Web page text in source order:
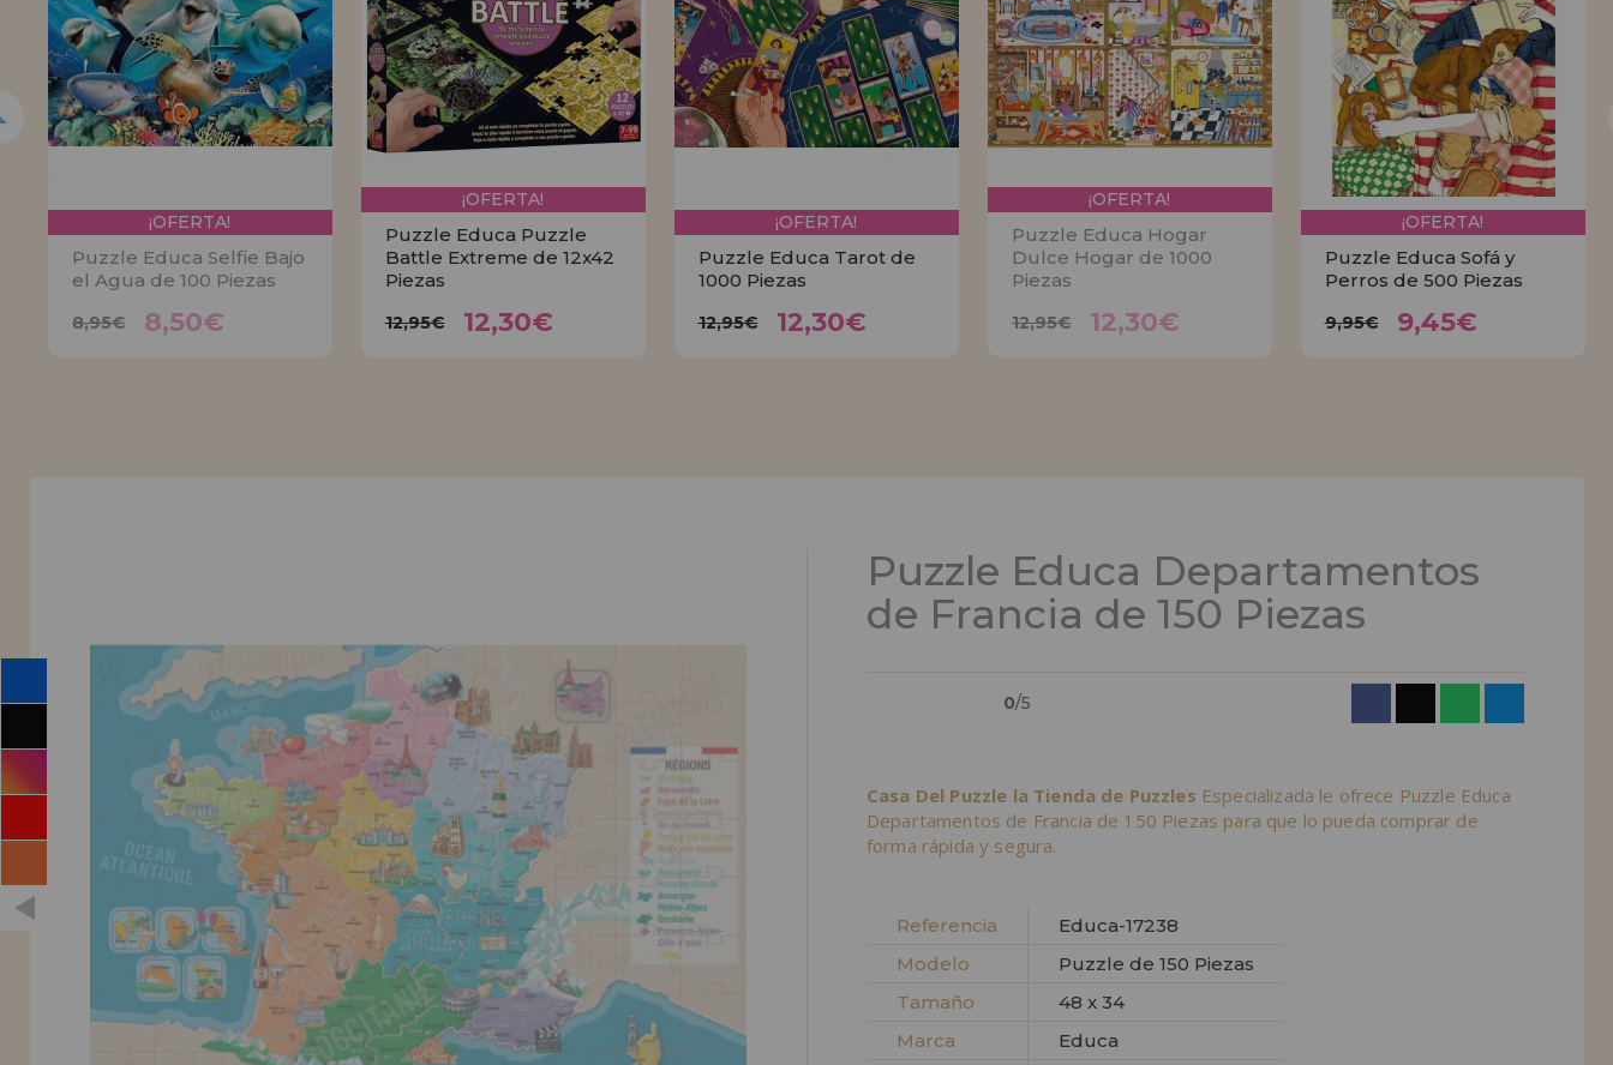
INFORMACIÓN
955 333 133
¡OFERTA!
Puzzle Educa Selfie Bajo
el Agua de 100 Piezas
8,95€ 8,50€
¡OFERTA!
Puzzle Educa Puzzle
Battle Extreme de 12x42
Piezas
12,95€ 12,30€
¡OFERTA!
Puzzle Educa Tarot de
1000 Piezas
12,95€ 12,30€
¡OFERTA!
Puzzle Educa Hogar
Dulce Hogar de 1000
Piezas
12,95€ 12,30€
¡OFERTA!
Puzzle Educa Sofá y
Perros de 500 Piezas
9,95€ 9,45€
Puzzle Educa Departamentos
de Francia de 150 Piezas
0/5
Casa Del Puzzle la Tienda de Puzzles Especializada le ofrece Puzzle Educa
Departamentos de Francia de 150 Piezas para que lo pueda comprar de
forma rápida y segura.
Referencia
Educa-17238
Modelo
Puzzle de 150 Piezas
Tamaño
48 x 34
Marca
Educa